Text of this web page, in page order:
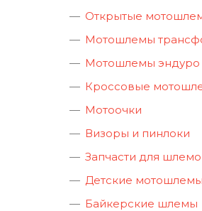
Открытые
Мотошлемы
Мотошлемы эндуро
Кроссовые
Мотоочки
Визоры и пинлоки
Запчасти для
Детские мотошлемы
Байкерские шлемы